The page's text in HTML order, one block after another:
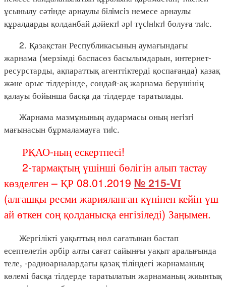
ұсынылу сәтiнде арнаулы бiлiмсiз немесе арнаулы
құралдарды қолданбай дәйектi әрi түсiнiктi болуға тиiс.
2. Қазақстан Республикасының аумағындағы
жарнама (мерзімді баспасөз басылымдарын, интернет-
ресурстарды, ақпараттық агенттіктерді қоспағанда) қазақ
және орыс тілдерінде, сондай-ақ жарнама берушінің
қалауы бойынша басқа да тілдерде таратылады.
Жарнама мазмұнының аудармасы оның негiзгi
мағынасын бұрмаламауға тиiс.
РҚАО-ның ескертпесі!
2-тармақтың үшінші бөлігін алып тастау
көзделген – ҚР 08.01.2019 № 215-VІ
(алғашқы ресми жарияланған күнінен кейін үш
ай өткен соң қолданысқа енгізіледі) Заңымен.
Жергілікті уақыттың нөл сағатынан бастап
есептелетін әрбір алты сағат сайынғы уақыт аралығында
теле, -радиоарналардағы қазақ тіліндегі жарнаманың
көлемі басқа тілдерде таратылатын жарнаманың жиынтық